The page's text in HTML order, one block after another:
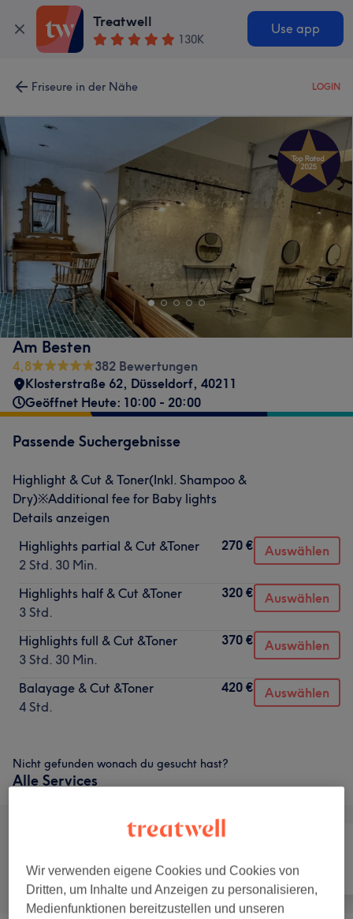
Treatwell
130K
Use app
Friseure in der Nähe LOGIN
Am Besten
4,8
382 Bewertungen
Klosterstraße 62, Düsseldorf, 40211
Geöffnet Heute: 10:00 - 20:00
Passende Suchergebnisse
Highlight & Cut & Toner(Inkl. Shampoo &
Dry)※Additional fee for Baby lights
Details anzeigen
Highlights partial & Cut &Toner
2 Std. 30 Min.
270 € Auswählen
Highlights half & Cut &Toner
3 Std.
320 € Auswählen
Highlights full & Cut &Toner
3 Std. 30 Min.
370 € Auswählen
Balayage & Cut &Toner
4 Std.
420 € Auswählen
Nicht gefunden wonach du gesucht hast?
Alle Services
Alle Friseur
Wir verwenden eigene Cookies und Cookies von
Dritten, um Inhalte und Anzeigen zu personalisieren,
Medienfunktionen bereitzustellen und unseren